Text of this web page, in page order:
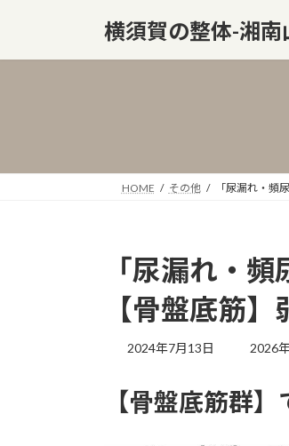
横須賀の整体-湘南
HOME その他 「尿漏れ・頻
「尿漏れ・
【骨盤底筋】
2024年7月13日
最
新
日
2026
【骨盤底筋群】